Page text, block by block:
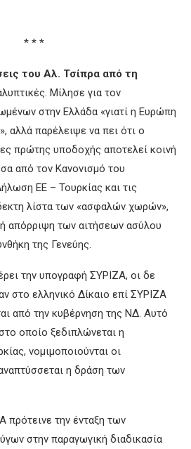
* * *
του Αλ. Τσίπρα από τη
Μίλησε για τον
στην Ελλάδα «γιατί η Ευρώπη
αλλά παρέλειψε να πει ότι ο
πρώτης υποδοχής αποτελεί κοινή
από τον Κανονισμό του
ΕΕ – Τουρκίας και τις
λίστα των «ασφαλών χωρών»,
απόρριψη των αιτήσεων ασύλου
της Γενεύης.
την υπογραφή ΣΥΡΙΖΑ, οι δε
στο ελληνικό Δίκαιο επί ΣΥΡΙΖΑ
από την κυβέρνηση της ΝΔ. Αυτό
οποίο ξεδιπλώνεται η
νομιμοποιούνται οι
η δράση των
την ένταξη των
στην παραγωγική διαδικασία